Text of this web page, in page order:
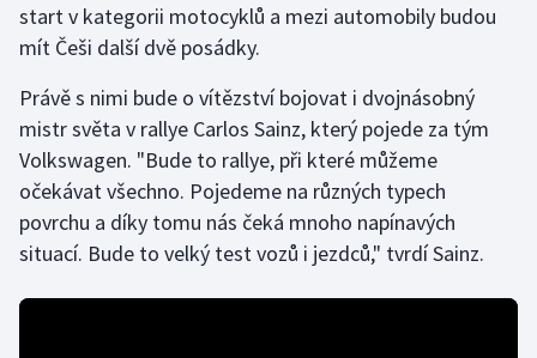
Gymnastika
Házená
Jezdectví
Judo
start v kategorii motocyklů a mezi automobily budou
mít Češi další dvě posádky.
Právě s nimi bude o vítězství bojovat i dvojnásobný
mistr světa v rallye Carlos Sainz, který pojede za tým
Volkswagen. "Bude to rallye, při které můžeme
očekávat všechno. Pojedeme na různých typech
povrchu a díky tomu nás čeká mnoho napínavých
situací. Bude to velký test vozů i jezdců," tvrdí Sainz.